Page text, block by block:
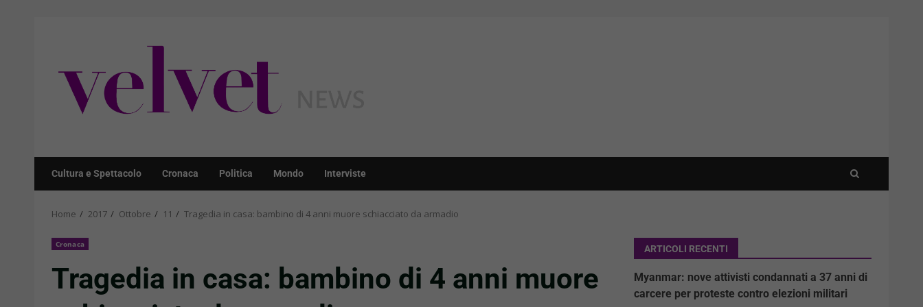
Cultura e Spettacolo Cronaca Politica Mondo Interviste
Home 2017 Ottobre 11 Tragedia in casa: bambino di 4 anni muore schiacciato da armadio
Cronaca
Tragedia in casa: bambino di 4 anni muore
ARTICOLI RECENTI
Myanmar: nove attivisti condannati a 37 anni di
carcere per proteste contro elezioni militari